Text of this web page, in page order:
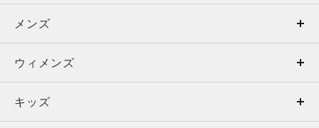
メンズ
ウィメンズ
キッズ
メンズ
トップス
ボトムス
ウィメンズ
トップス
キッズ